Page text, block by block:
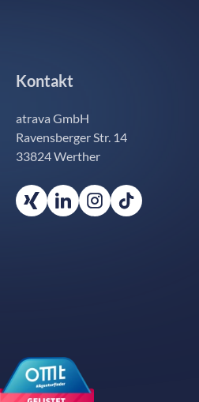
Kontakt
atrava GmbH
Ravensberger Str. 14
33824 Werther